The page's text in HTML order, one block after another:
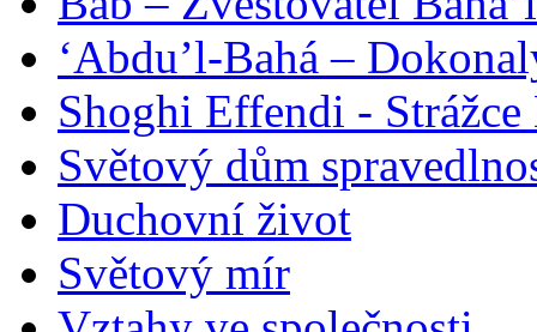
‘Abdu’l-Bahá –
Shoghi Effendi -
Světový dům
Duchovní život
Světový mír